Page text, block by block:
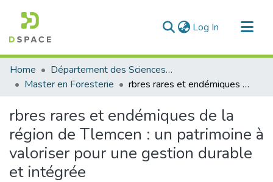
Log In (current)
Communities & Collections
All of DSpace
Home
Département des Sciences Agronomiques et Forestières
Master en Foresterie
rbres rares et endémiques de la région de Tlemcen : un patrimoine à valoriser pour une gestion durable et intégrée
rbres rares et endémiques de la
région de Tlemcen : un patrimoine à
valoriser pour une gestion durable
et intégrée